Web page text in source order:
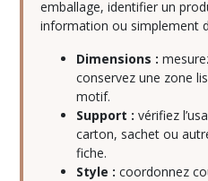
emballage, identifier un
information ou simplement
Dimensions :
conservez une zone
motif.
Support : vérifiez
carton, sachet ou
fiche.
Style : coordonnez
autocollants
(6)
Masking